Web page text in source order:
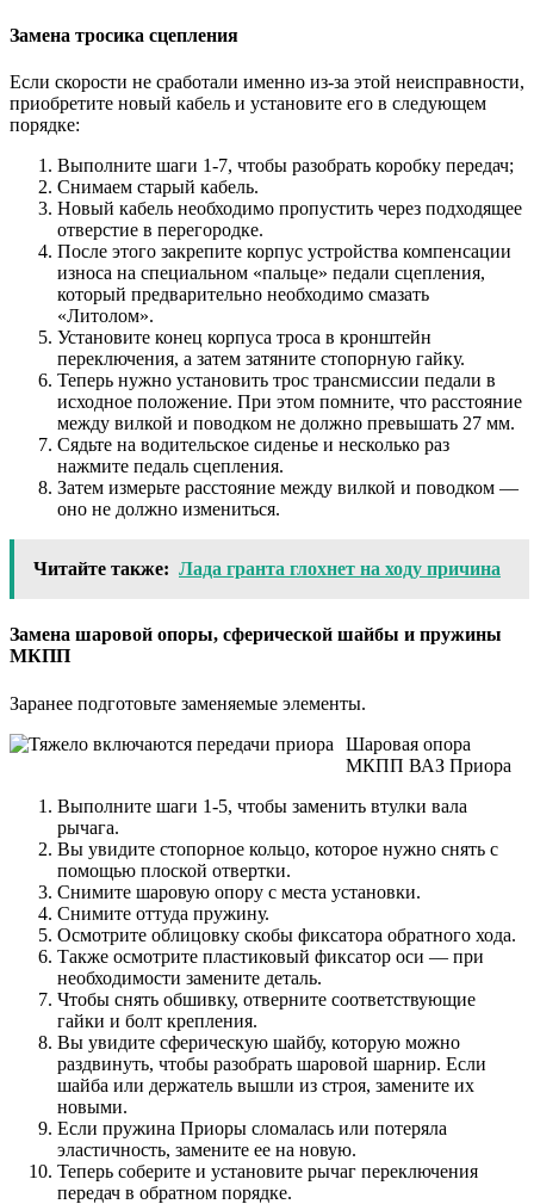
Замена тросика сцепления
Если скорости не сработали именно из-за этой неисправности,
приобретите новый кабель и установите его в следующем
порядке:
Выполните шаги 1-7, чтобы разобрать коробку передач;
Снимаем старый кабель.
Новый кабель необходимо пропустить через подходящее
отверстие в перегородке.
После этого закрепите корпус устройства компенсации
износа на специальном «пальце» педали сцепления,
который предварительно необходимо смазать
«Литолом».
Установите конец корпуса троса в кронштейн
переключения, а затем затяните стопорную гайку.
Теперь нужно установить трос трансмиссии педали в
исходное положение. При этом помните, что расстояние
между вилкой и поводком не должно превышать 27 мм.
Сядьте на водительское сиденье и несколько раз
нажмите педаль сцепления.
Затем измерьте расстояние между вилкой и поводком —
оно не должно измениться.
Читайте также: Лада гранта глохнет на ходу причина
Замена шаровой опоры, сферической шайбы и пружины
МКПП
Заранее подготовьте заменяемые элементы.
Шаровая опора
МКПП ВАЗ Приора
Выполните шаги 1-5, чтобы заменить втулки вала
рычага.
Вы увидите стопорное кольцо, которое нужно снять с
помощью плоской отвертки.
Снимите шаровую опору с места установки.
Снимите оттуда пружину.
Осмотрите облицовку скобы фиксатора обратного хода.
Также осмотрите пластиковый фиксатор оси — при
необходимости замените деталь.
Чтобы снять обшивку, отверните соответствующие
гайки и болт крепления.
Вы увидите сферическую шайбу, которую можно
раздвинуть, чтобы разобрать шаровой шарнир. Если
шайба или держатель вышли из строя, замените их
новыми.
Если пружина Приоры сломалась или потеряла
эластичность, замените ее на новую.
Теперь соберите и установите рычаг переключения
передач в обратном порядке.